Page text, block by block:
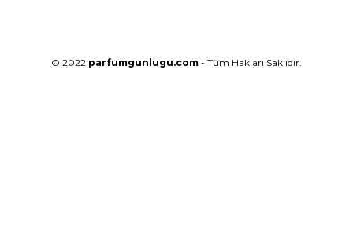
© 2022 parfumgunlugu.com - Tüm Hakları Saklıdır.